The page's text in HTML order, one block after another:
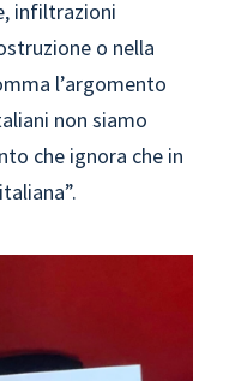
infiltrazioni
o nella
l’argomento
non siamo
che ignora che in